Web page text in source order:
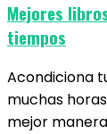
Mejores
tiempos
Acondiciona
muchas
mejor